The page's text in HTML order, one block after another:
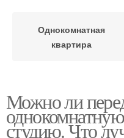
Однокомнатная
квартира
Можно ли
студию. Что